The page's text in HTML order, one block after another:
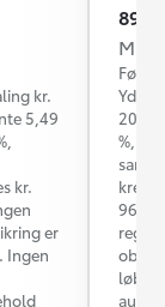
kr.
5,49
kr.
er
Ingen
%,